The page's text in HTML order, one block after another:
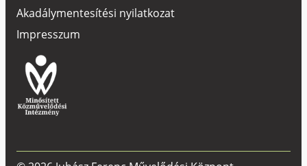
Akadálymentesítési nyilatkozat
Impresszum